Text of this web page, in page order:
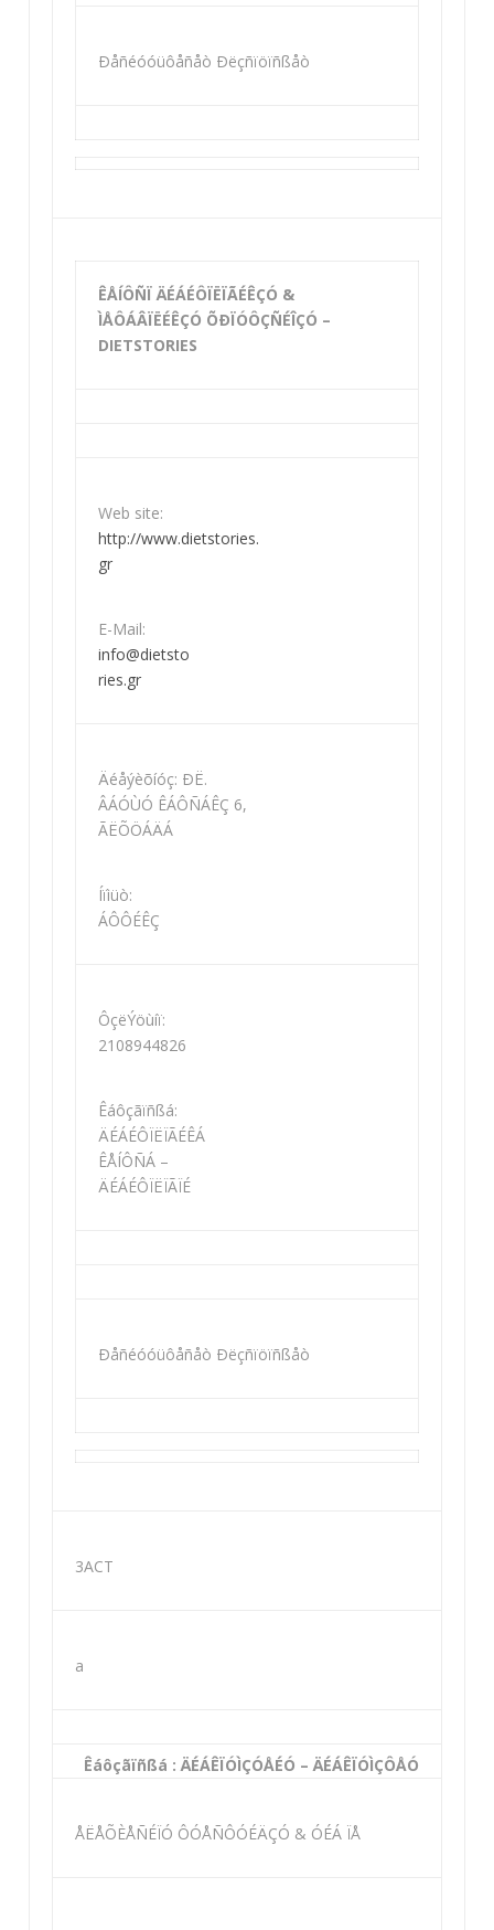
Ðåñéóóüôåñåò Ðëçñïöïñßåò
ÊÅÍÔÑÏ ÄÉÁÉÔÏËÏÃÉÊÇÓ &
ÌÅÔÁÂÏËÉÊÇÓ ÕÐÏÓÔÇÑÉÎÇÓ –
DIETSTORIES
Web site:
http://www.dietstories.
gr
E-Mail:
info@dietsto
ries.gr
Äéåýèõíóç: ÐË.
ÂÁÓÙÓ ÊÁÔÑÁÊÇ 6,
ÃËÕÖÁÄÁ
Íïìüò:
ÁÔÔÉÊÇ
ÔçëÝöùíï:
2108944826
Êáôçãïñßá:
ÄÉÁÉÔÏËÏÃÉÊÁ
ÊÅÍÔÑÁ –
ÄÉÁÉÔÏËÏÃÏÉ
Ðåñéóóüôåñåò Ðëçñïöïñßåò
3ACT
a
Êáôçãïñßá : ÄÉÁÊÏÓÌÇÓÅÉÓ – ÄÉÁÊÏÓÌÇÔÅÓ
ÅËÅÕÈÅÑÉÏÓ ÔÓÅÑÔÓÉÄÇÓ & ÓÉÁ ÏÅ